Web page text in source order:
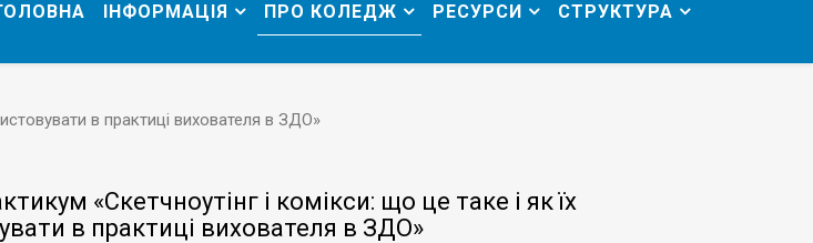
ІНФОРМАЦІЯ ПРО КОЛЕДЖ РЕСУРСИ СТРУКТУРА
в практиці вихователя в ЗДО»
«Скетчноутінг і комікси: що це таке і як їх
в практиці вихователя в ЗДО»